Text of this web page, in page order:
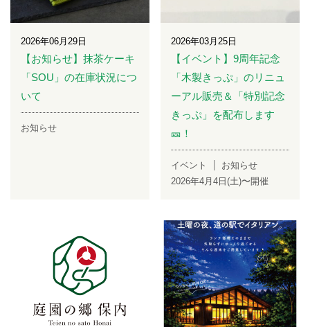
2026年06月29日
【お知らせ】抹茶ケーキ
「SOU」の在庫状況につ
いて
お知らせ
2026年03月25日
【イベント】9周年記念
「木製きっぷ」のリニュ
ーアル販売＆「特別記念
きっぷ」を配布します
🎫！
イベント
お知らせ
2026年4月4日(土)〜開催